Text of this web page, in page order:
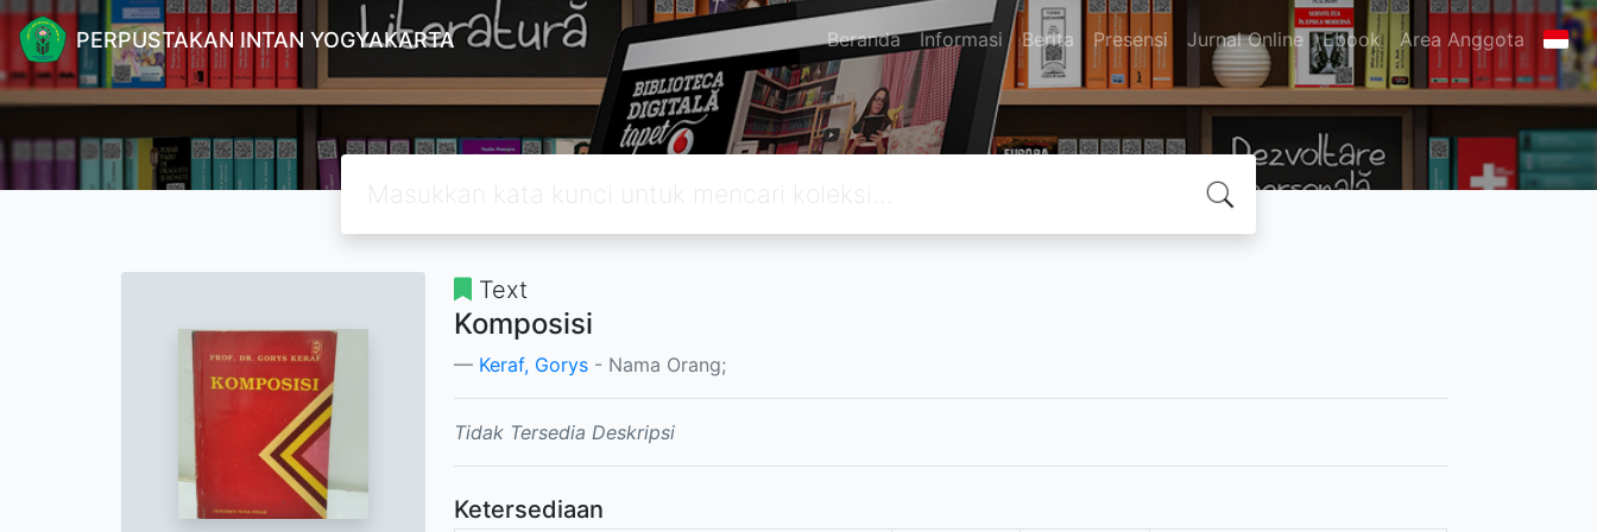
PERPUSTAKAN INTAN YOGYAKARTA Beranda Informasi Berita Presensi Jurnal Online Ebook Area Anggota
Text
Komposisi
Keraf, Gorys - Nama Orang;
Tidak Tersedia Deskripsi
Ketersediaan